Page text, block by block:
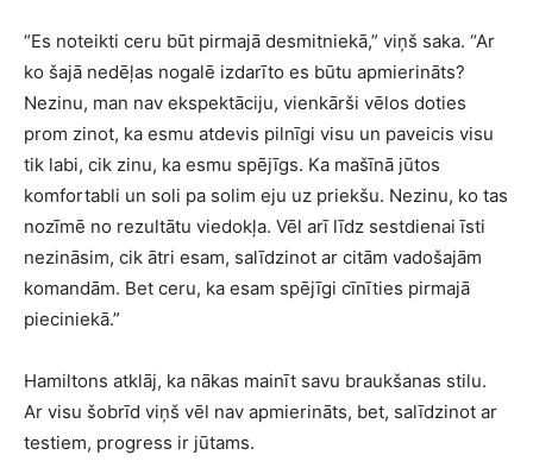
“Es noteikti ceru būt pirmajā desmitniekā,” viņš saka. “Ar
ko šajā nedēļas nogalē izdarīto es būtu apmierināts?
Nezinu, man nav ekspektāciju, vienkārši vēlos doties
prom zinot, ka esmu atdevis pilnīgi visu un paveicis visu
tik labi, cik zinu, ka esmu spējīgs. Ka mašīnā jūtos
komfortabli un soli pa solim eju uz priekšu. Nezinu, ko tas
nozīmē no rezultātu viedokļa. Vēl arī līdz sestdienai īsti
nezināsim, cik ātri esam, salīdzinot ar citām vadošajām
komandām. Bet ceru, ka esam spējīgi cīnīties pirmajā
pieciniekā.”
Hamiltons atklāj, ka nākas mainīt savu braukšanas stilu.
Ar visu šobrīd viņš vēl nav apmierināts, bet, salīdzinot ar
testiem, progress ir jūtams.